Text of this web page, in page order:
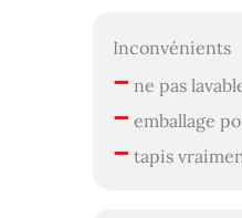
Inconvénients
– ne pas
– emballage
– tapis